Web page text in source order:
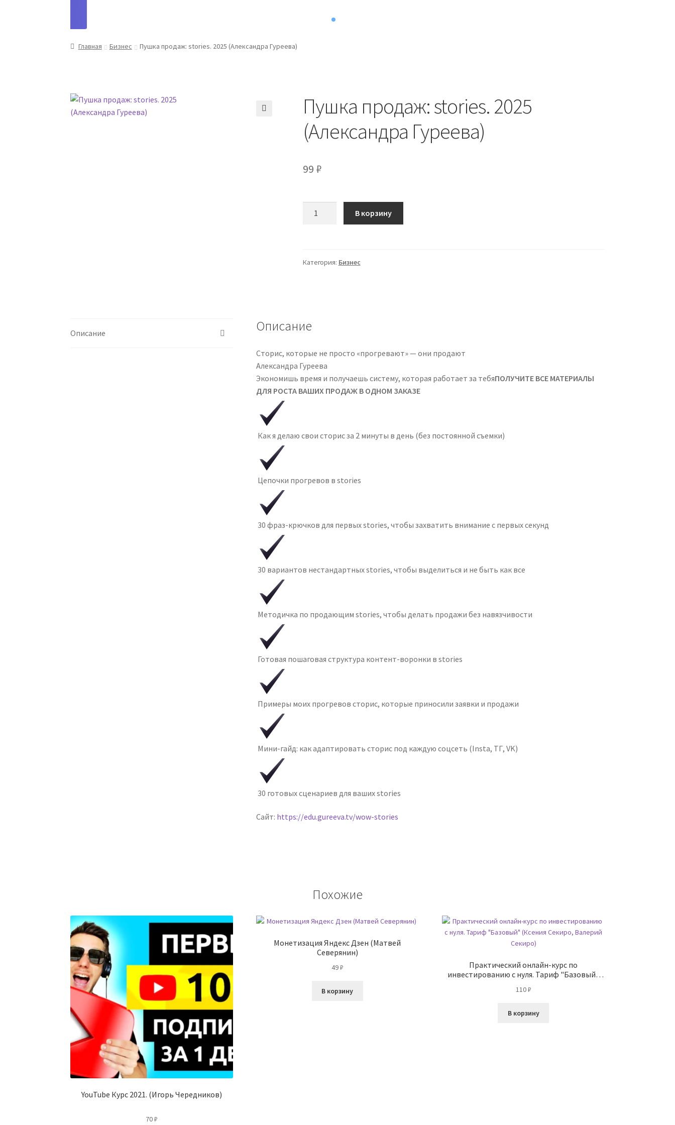
Главная Бизнес Пушка продаж: stories. 2025 (Александра Гуреева)
Пушка продаж: stories. 2025
(Александра Гуреева)
99 ₽
В корзину
Категория: Бизнес
Описание Описание
Сторис, которые не просто «прогревают» — они продают
Александра Гуреева
Экономишь время и получаешь систему, которая работает за тебяПОЛУЧИТЕ ВСЕ МАТЕРИАЛЫ
ДЛЯ РОСТА ВАШИХ ПРОДАЖ В ОДНОМ ЗАКАЗЕ
Как я делаю свои сторис за 2 минуты в день (без постоянной съемки)
Цепочки прогревов в stories
30 фраз-крючков для первых stories, чтобы захватить внимание с первых секунд
30 вариантов нестандартных stories, чтобы выделиться и не быть как все
Методичка по продающим stories, чтобы делать продажи без навязчивости
Готовая пошаговая структура контент-воронки в stories
Примеры моих прогревов сторис, которые приносили заявки и продажи
Мини-гайд: как адаптировать сторис под каждую соцсеть (Insta, ТГ, VK)
30 готовых сценариев для ваших stories
Сайт: https://edu.gureeva.tv/wow-stories
Похожие
YouTube Курс 2021. (Игорь Чередников)
70₽
Монетизация Яндекс Дзен (Матвей
Северянин)
49₽
В корзину
Практический онлайн-курс по
инвестированию с нуля. Тариф "Базовый"
110₽
В корзину